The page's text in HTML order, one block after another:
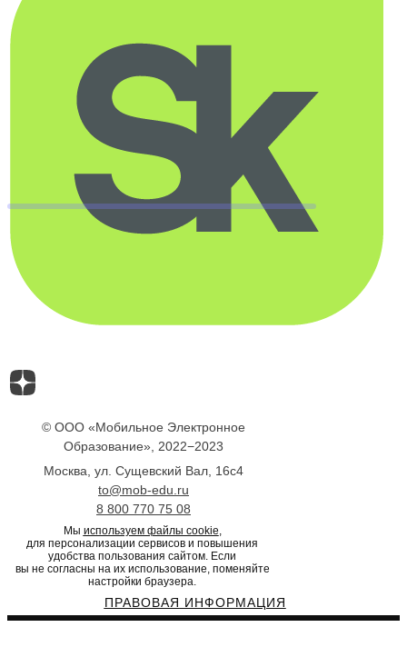
© ООО «Мобильное Электронное
Образование», 2022−2023
Москва, ул. Сущевский Вал, 16с4
to@mob-edu.ru
8 800 770 75 08
Мы используем файлы cookie,
для персонализации сервисов и повышения
удобства пользования сайтом. Если
вы не согласны на их использование, поменяйте
настройки браузера.
ПРАВОВАЯ ИНФОРМАЦИЯ